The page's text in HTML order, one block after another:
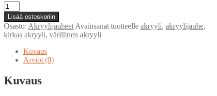
Tallinn
40g
määrä
Lisää ostoskoriin
Osasto: Akryylijauheet Avainsanat tuotteelle akryyli, akryylijauhe,
kirkas akryyli, värillinen akryyli
Kuvaus
Arviot (0)
Kuvaus